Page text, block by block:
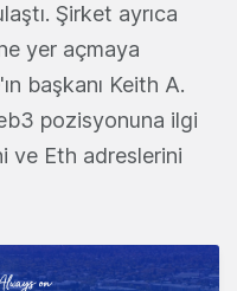
Şirket ayrıca
yer açmaya
başkanı Keith A.
pozisyonuna ilgi
ve Eth adreslerini